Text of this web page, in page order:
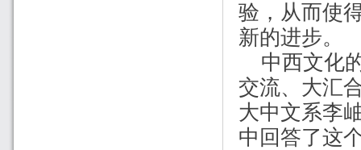
验，从而使
新的进步。
中西文化
交流、大汇
大中文系李
中回答了这